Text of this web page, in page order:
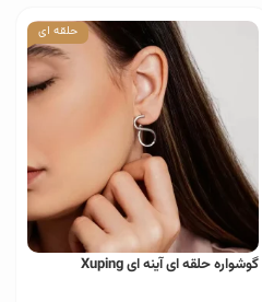
حلقه ای
گوشواره حلقه ای آینه ای Xuping